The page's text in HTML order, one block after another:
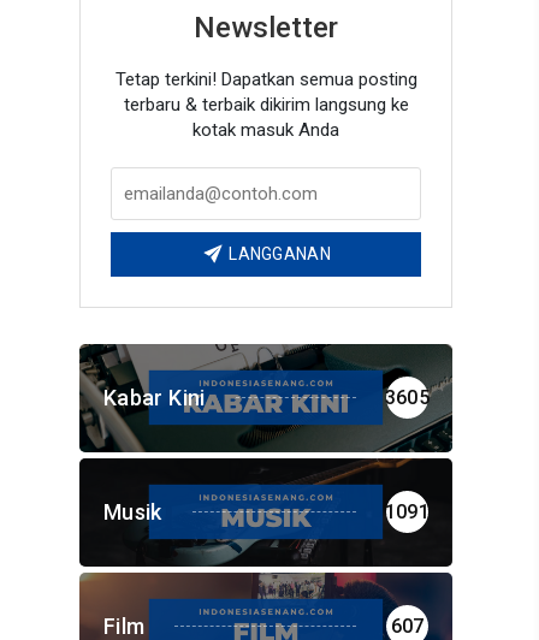
Newsletter
Tetap terkini! Dapatkan semua posting
terbaru & terbaik dikirim langsung ke
kotak masuk Anda
LANGGANAN
Kabar Kini 3605
Musik 1091
Film 607